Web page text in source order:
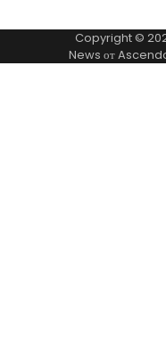
Copyright ©
News от